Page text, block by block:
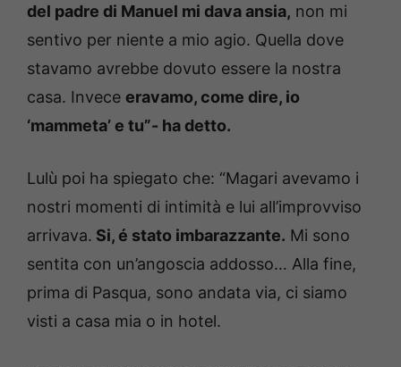
del padre di Manuel mi dava ansia, non mi
sentivo per niente a mio agio. Quella dove
stavamo avrebbe dovuto essere la nostra
casa. Invece eravamo, come dire, io
‘mammeta’ e tu”- ha detto.
Lulù poi ha spiegato che: “Magari avevamo i
nostri momenti di intimità e lui all’improvviso
arrivava. Si, é stato imbarazzante. Mi sono
sentita con un’angoscia addosso… Alla fine,
prima di Pasqua, sono andata via, ci siamo
visti a casa mia o in hotel.